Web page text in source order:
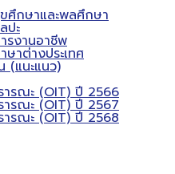
ศึกษาและพลศึกษา
ปะ
รงานอาชีพ
ษาต่างประเทศ
(แนะแนว)
ารณะ (OIT) ปี 2566
ารณะ (OIT) ปี 2567
ารณะ (OIT) ปี 2568